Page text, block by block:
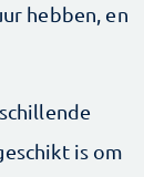
hebben, en
is om